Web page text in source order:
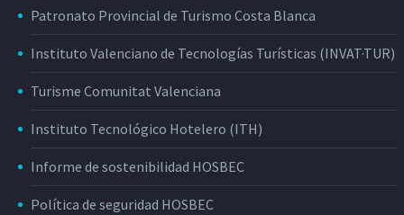
Patronato Provincial de Turismo Costa Blanca
Instituto Valenciano de Tecnologías Turísticas (INVAT·TUR)
Turisme Comunitat Valenciana
Instituto Tecnológico Hotelero (ITH)
Informe de sostenibilidad HOSBEC
Política de seguridad HOSBEC